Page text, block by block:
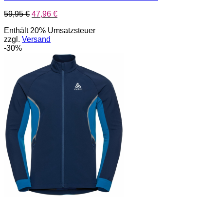
59,95€ Ursprünglicher
war:
59,95 €
47,96 €Aktueller
ist:
Enthält 20% Umsatzsteuer
zzgl. Versand
-30%